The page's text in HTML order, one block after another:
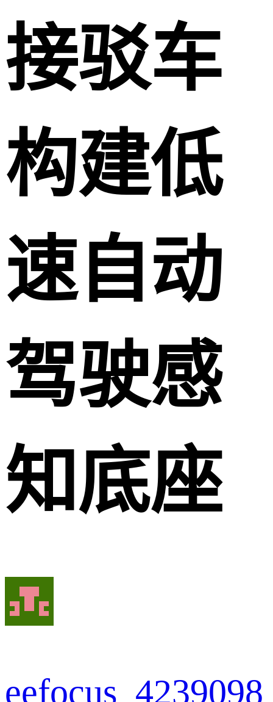
接驳车
构建低
速自动
驾驶感
知底座
eefocus_4239098